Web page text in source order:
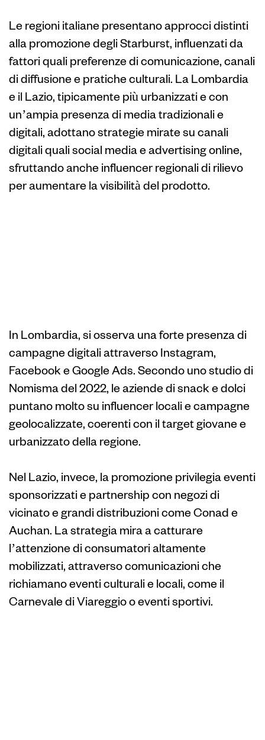
Le regioni italiane presentano approcci distinti
alla promozione degli Starburst, influenzati da
fattori quali preferenze di comunicazione, canali
di diffusione e pratiche culturali. La Lombardia
e il Lazio, tipicamente più urbanizzati e con
un’ampia presenza di media tradizionali e
digitali, adottano strategie mirate su canali
digitali quali social media e advertising online,
sfruttando anche influencer regionali di rilievo
per aumentare la visibilità del prodotto.
In Lombardia, si osserva una forte presenza di
campagne digitali attraverso Instagram,
Facebook e Google Ads. Secondo uno studio di
Nomisma del 2022, le aziende di snack e dolci
puntano molto su influencer locali e campagne
geolocalizzate, coerenti con il target giovane e
urbanizzato della regione.
Nel Lazio, invece, la promozione privilegia eventi
sponsorizzati e partnership con negozi di
vicinato e grandi distribuzioni come Conad e
Auchan. La strategia mira a catturare
l’attenzione di consumatori altamente
mobilizzati, attraverso comunicazioni che
richiamano eventi culturali e locali, come il
Carnevale di Viareggio o eventi sportivi.